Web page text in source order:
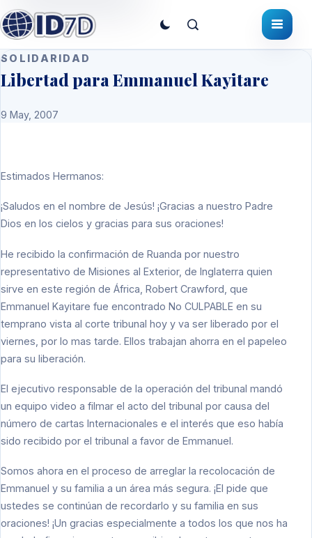
SOLIDARIDAD
Libertad para Emmanuel Kayitare
9 May, 2007
Estimados Hermanos:
¡Saludos en el nombre de Jesús! ¡Gracias a nuestro Padre
Dios en los cielos y gracias para sus oraciones!
He recibido la confirmación de Ruanda por nuestro
representativo de Misiones al Exterior, de Inglaterra quien
sirve en este región de África, Robert Crawford, que
Emmanuel Kayitare fue encontrado No CULPABLE en su
temprano vista al corte tribunal hoy y va ser liberado por el
viernes, por lo mas tarde. Ellos trabajan ahorra en el papeleo
para su liberación.
El ejecutivo responsable de la operación del tribunal mandó
un equipo video a filmar el acto del tribunal por causa del
número de cartas Internacionales e el interés que eso había
sido recibido por el tribunal a favor de Emmanuel.
Somos ahora en el proceso de arreglar la recolocación de
Emmanuel y su familia a un área más segura. ¡El pide que
ustedes se continúan de recordarlo y su familia en sus
oraciones! ¡Un gracias especialmente a todos los que nos ha